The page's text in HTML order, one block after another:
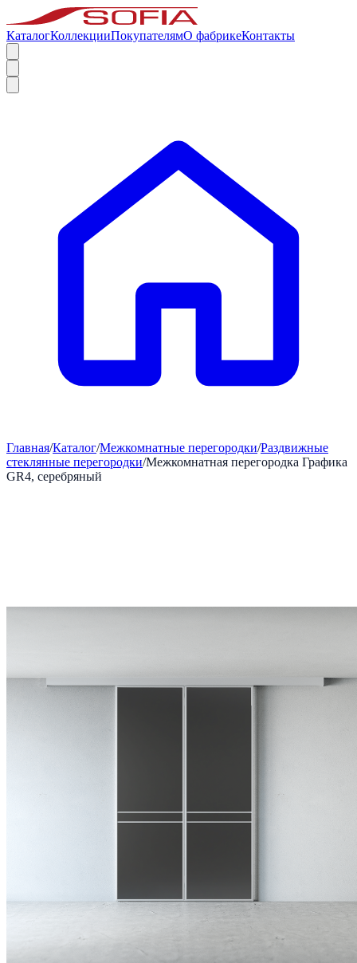
КаталогКоллекцииПокупателямО фабрикеКонтакты
Главная/Каталог/Межкомнатные перегородки/Раздвижные
стеклянные перегородки/Межкомнатная перегородка Графика
GR4, серебряный